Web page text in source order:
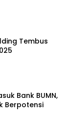
Tembus
Bank BUMN,
Berpotensi